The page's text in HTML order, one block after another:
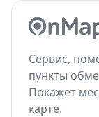
Сервис,
пункты
Покажет
карте.